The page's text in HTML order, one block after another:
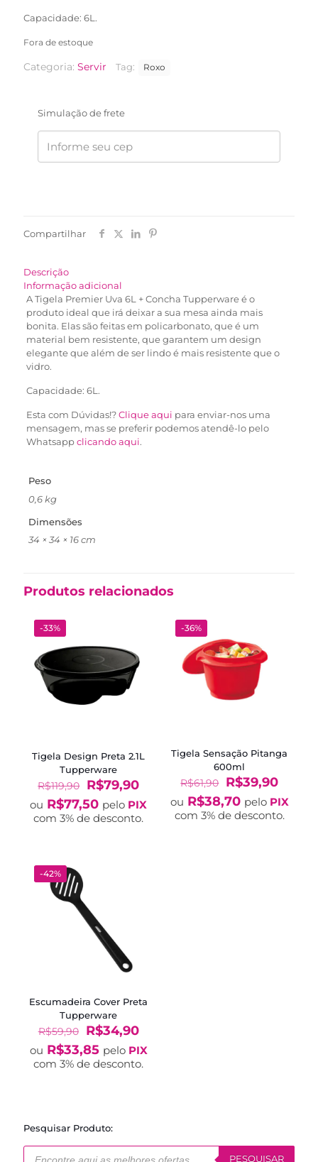
Capacidade: 6L.
Fora de estoque
Categoria: Servir Tag: Roxo
Simulação de frete
Compartilhar
Descrição
Informação adicional
A Tigela Premier Uva 6L + Concha Tupperware é o
produto ideal que irá deixar a sua mesa ainda mais
bonita. Elas são feitas em policarbonato, que é um
material bem resistente, que garantem um design
elegante que além de ser lindo é mais resistente que o
vidro.
Capacidade: 6L.
Esta com Dúvidas!?Clique aqui para enviar-nos uma
mensagem, mas se preferir podemos atendê-lo pelo
Whatsappclicando aqui.
Peso
0,6 kg
Dimensões
34 × 34 × 16 cm
Produtos relacionados
-33%
Tigela Design Preta 2.1L
Tupperware
R$119,90
O
preço
original
era:
R$79,90O
preço
atual
é:
ou R$77,50 pelo PIX
com 3% de desconto.
-36%
Tigela Sensação Pitanga
600ml
R$61,90 O
preço
original
era:
R$39,90O
preço
atual
é:
ou R$38,70 pelo PIX
com 3% de desconto.
-42%
Escumadeira Cover Preta
Tupperware
R$59,90
O
preço
original
era:
R$34,90O
preço
atual
é:
ou R$33,85 pelo PIX
com 3% de desconto.
Pesquisar Produto:
Pesquisar
produtos
PESQUISAR